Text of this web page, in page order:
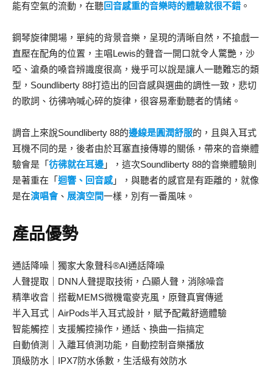
能有空氣的流動，在聽回音感重的音樂時的體驗就很不錯 。
鋼琴旋律開場，單純的背景音樂，呈現的清晰自然，不搶戲一
直壓在配角的位置，主唱Lewis的聲音一開口就令人驚艷，沙
啞、滄桑的嗓音辨識度很高，幾乎可以說是讓人一聽難忘的類
型，Soundliberty 88打造出的回音感與選曲的調性一致，悲切
的歌詞、彷彿吶喊心碎的旋律，很容易牽動聽者的情緒。
調音上來說Soundliberty 88的邊線是圓潤舒服的，且與入耳式
耳機不同的是，後者由於耳塞直接傳導的關係，帶來的音樂體
驗會是「 彷彿就在耳邊 」，這次Soundliberty 88的音樂體驗則
是著重在「 迴響、回音感」，與聽者的感官是有距離的，就像
是在演唱會、 展演空間一樣，別有一番風味。
產品優勢
通話降噪｜獨家⼤象聲科®AI通話降噪
人聲提取｜DNN人聲提取技術，凸顯人聲，消除噪音
精準收音｜搭載MEMS微機電麥克風，原聲真實傳遞
半入耳式｜AirPods半入耳式設計，賦予配戴舒適體驗
智能觸控｜支援觸控操作，通話、換曲一指搞定
自動偵測｜入離耳偵測功能，自動控制音樂播放
頂級防水｜IPX7防水係數，生活級有效防水